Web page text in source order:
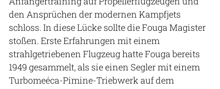
den Ansprüchen der modernen Kampfjets
schloss. In diese Lücke sollte die Fouga Magister
stoßen. Erste Erfahrungen mit einem
strahlgetriebenen Flugzeug hatte Fouga bereits
1949 gesammelt, als sie einen Segler mit einem
Turbomeéca-Pimine-Triebwerk auf dem